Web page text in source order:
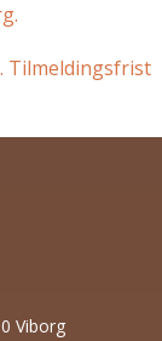
Tilmeldingsfrist
Viborg